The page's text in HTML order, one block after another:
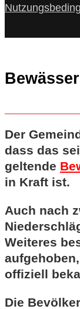
Der
dass das
geltende
in Kraft ist.
Auch nach
Weiteres
offiziell
Die